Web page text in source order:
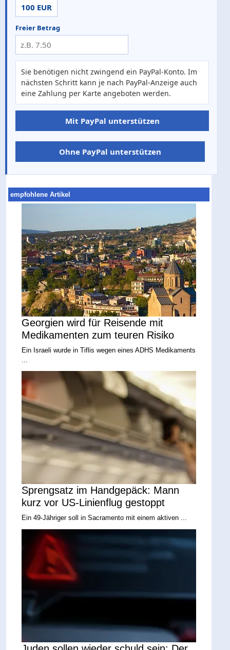
100 EUR
Freier Betrag
Sie benötigen nicht zwingend ein PayPal-Konto. Im
nächsten Schritt kann je nach PayPal-Anzeige auch
eine Zahlung per Karte angeboten werden.
Mit PayPal unterstützen
Ohne PayPal unterstützen
empfohlene Artikel
Georgien wird für Reisende mit
Medikamenten zum teuren Risiko
Ein Israeli wurde in Tiflis wegen eines ADHS Medikaments
...
Sprengsatz im Handgepäck: Mann
kurz vor US-Linienflug gestoppt
Ein 49-Jähriger soll in Sacramento mit einem aktiven ...